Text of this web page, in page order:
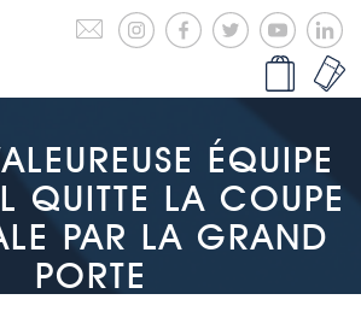
ÉQUIPE
QUITTE LA COUPE
PAR LA GRAND
PORTE